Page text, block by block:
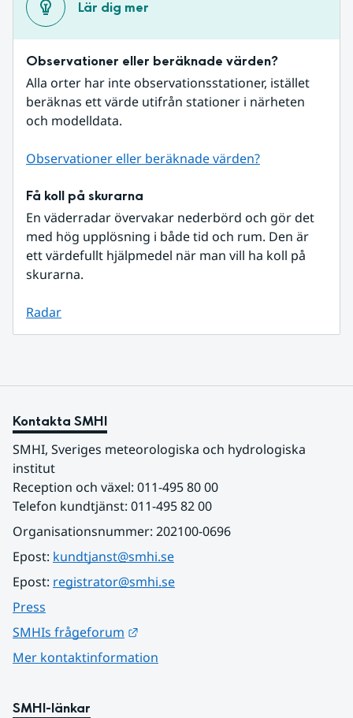
Lär dig mer
Observationer eller beräknade värden?
Alla orter har inte observationsstationer, istället
beräknas ett värde utifrån stationer i närheten
och modelldata.
Observationer eller beräknade värden?
Få koll på skurarna
En väderradar övervakar nederbörd och gör det
med hög upplösning i både tid och rum. Den är
ett värdefullt hjälpmedel när man vill ha koll på
skurarna.
Radar
Kontakta SMHI
SMHI, Sveriges meteorologiska och hydrologiska
institut
Reception och växel: 011-495 80 00
Telefon kundtjänst: 011-495 82 00
Organisationsnummer: 202100-0696
Epost: kundtjanst@smhi.se
Epost: registrator@smhi.se
Press
SMHIs frågeforum
Mer kontaktinformation
SMHI-länkar